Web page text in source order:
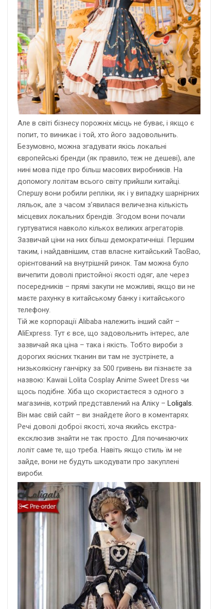
Але в світі бізнесу порожніх місць не буває, і якщо є
попит, то виникає і той, хто його задовольнить.
Безумовно, можна згадувати якісь локальні
європейські бренди (як правило, теж не дешеві), але
нині мова піде про більш масових виробників. На
допомогу лолітам всього світу прийшли китайці.
Спершу вони робили репліки, як і у випадку шарнірних
ляльок, але з часом з’явилася величезна кількість
місцевих локальних брендів. Згодом вони почали
гуртуватися навколо кількох великих агрегаторів.
Зазвичай ціни на них більш демократичніші. Першим
таким, і найдавнішим, став власне китайський TaoBao,
орієнтований на внутрішній ринок. Там можна було
вичепити доволі пристойної якості одяг, але через
посередників – прямі закупи не можливі, якщо ви не
маєте рахунку в китайському банку і китайського
телефону.
Тій же корпорації Alibaba належить інший сайт –
AliExpress. Тут є все, що задовольнить інтерес, але
зазвичай яка ціна – така і якість. Тобто вироби з
дорогих якісних тканин ви там не зустрінете, а
низькоякісну ганчірку за 500 гривень ви пізнаєте за
назвою: Kawaii Lolita Cosplay Anime Sweet Dress чи
щось подібне. Хіба що скористаєтеся з одного з
магазинів, котрий представлений на Аліку – Loligals.
Він має свій сайт – ви знайдете його в коментарях.
Речі доволі доброї якості, хоча якийсь екстра-
ексклюзив знайти не так просто. Для починаючих
лоліт саме те, що треба. Навіть якщо стиль їм не
зайде, вони не будуть шкодувати про закуплені
вироби.